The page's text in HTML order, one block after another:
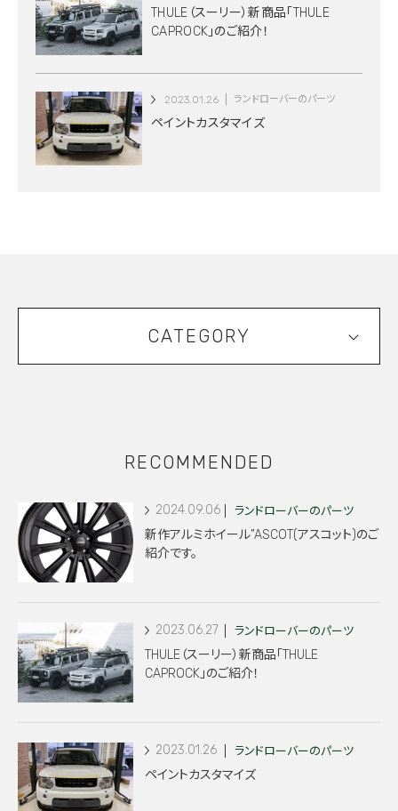
THULE（スーリー）新商品「THULE
CAPROCK」のご紹介！
2023.01.26 ランドローバーのパーツ
ペイントカスタマイズ
CATEGORY
RECOMMENDED
2024.09.06 ランドローバーのパーツ
新作アルミホイール”ASCOT(アスコット)のご
紹介です。
2023.06.27 ランドローバーのパーツ
THULE（スーリー）新商品「THULE
CAPROCK」のご紹介！
2023.01.26 ランドローバーのパーツ
ペイントカスタマイズ